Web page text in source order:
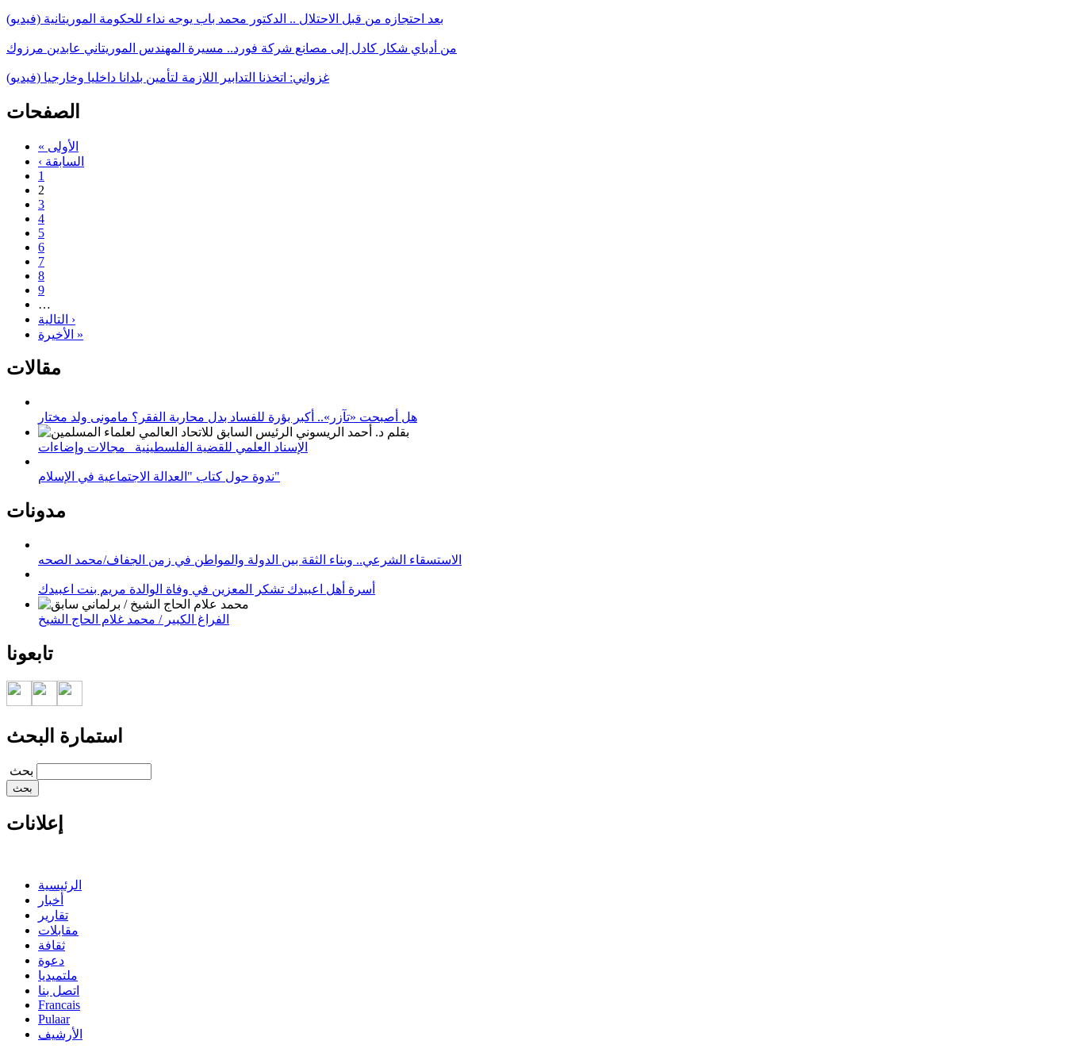
بعد احتجازه من قبل الاحتلال .. الدكتور محمد باب يوجه نداء للحكومة الموريتانية (فيديو)
من أدباي شكار كادل إلى مصانع شركة فورد.. مسيرة المهندس الموريتاني عابدين مرزوك
غزواني: اتخذنا التدابير اللازمة لتأمين بلدانا داخليا وخارجيا (فيديو)
الصفحات
« الأولى
‹ السابقة
1
2
3
4
5
6
7
8
9
…
التالية ›
الأخيرة »
مقالات
هل أصبحت «تآزر».. أكبر بؤرة للفساد بدل محاربة الفقر؟ مامونى ولد مختار
الإسناد العلمي للقضية الفلسطينية_ مجالات وإضاءات
ندوة حول كتاب "العدالة الاجتماعية في الإسلام"
مدونات
الاستسقاء الشرعي.. وبناء الثقة بين الدولة والمواطن في زمن الجفاف/محمد الصحه
أسرة أهل اعبيدك تشكر المعزين في وفاة الوالدة مريم بنت اعبيدك
الفراغ الكبير / محمد غلام الحاج الشيخ
تابعونا
استمارة البحث
‏بحث ‏
إعلانات
الرئيسية
أخبار
تقارير
مقابلات
ثقافة
دعوة
ملتميديا
اتصل بنا
Francais
Pulaar
الأرشيف